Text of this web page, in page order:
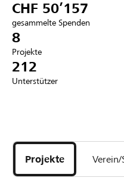
Anmelden
DE FR IT
CHF 50’157
gesammelte Spenden
8
Projekte
212
Unterstützer
Projekte
und
Organisationen
Projekte